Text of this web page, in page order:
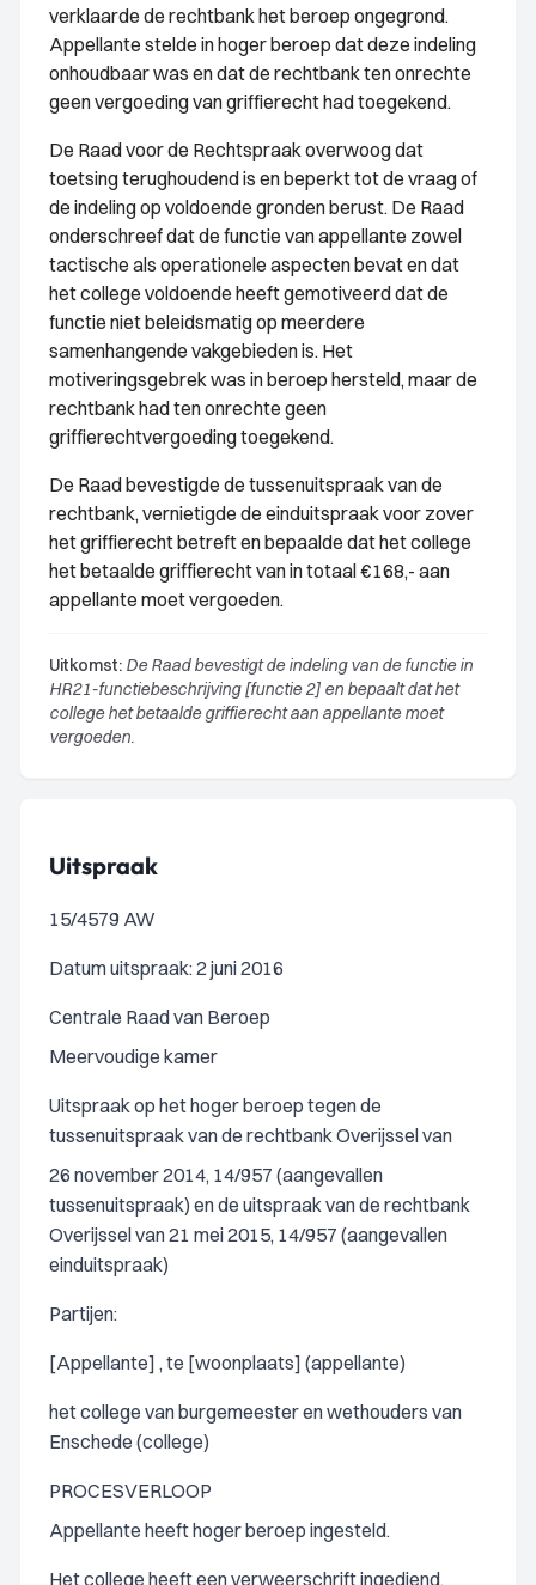
verklaarde de rechtbank het beroep ongegrond.
Appellante stelde in hoger beroep dat deze indeling
onhoudbaar was en dat de rechtbank ten onrechte
geen vergoeding van griffierecht had toegekend.
De Raad voor de Rechtspraak overwoog dat
toetsing terughoudend is en beperkt tot de vraag of
de indeling op voldoende gronden berust. De Raad
onderschreef dat de functie van appellante zowel
tactische als operationele aspecten bevat en dat
het college voldoende heeft gemotiveerd dat de
functie niet beleidsmatig op meerdere
samenhangende vakgebieden is. Het
motiveringsgebrek was in beroep hersteld, maar de
rechtbank had ten onrechte geen
griffierechtvergoeding toegekend.
De Raad bevestigde de tussenuitspraak van de
rechtbank, vernietigde de einduitspraak voor zover
het griffierecht betreft en bepaalde dat het college
het betaalde griffierecht van in totaal €168,- aan
appellante moet vergoeden.
Uitkomst: De Raad bevestigt de indeling van de functie in
HR21-functiebeschrijving [functie 2] en bepaalt dat het
college het betaalde griffierecht aan appellante moet
vergoeden.
Uitspraak
15/4579 AW
Datum uitspraak: 2 juni 2016
Centrale Raad van Beroep
Meervoudige kamer
Uitspraak op het hoger beroep tegen de
tussenuitspraak van de rechtbank Overijssel van
26 november 2014, 14/957 (aangevallen
tussenuitspraak) en de uitspraak van de rechtbank
Overijssel van 21 mei 2015, 14/957 (aangevallen
einduitspraak)
Partijen:
[Appellante] , te [woonplaats] (appellante)
het college van burgemeester en wethouders van
Enschede (college)
PROCESVERLOOP
Appellante heeft hoger beroep ingesteld.
Het college heeft een verweerschrift ingediend.